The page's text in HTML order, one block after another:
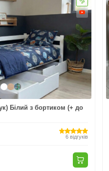
Білий з бортиком (+ до
6 відгуків